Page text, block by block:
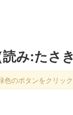
読み:たさ
色のボタンをクリック